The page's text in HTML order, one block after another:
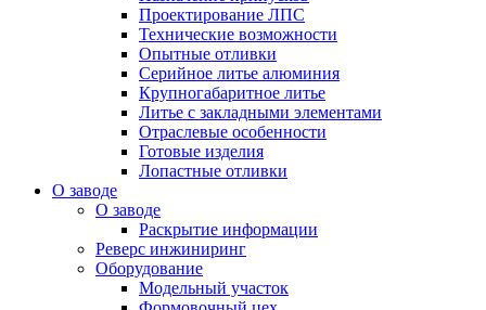
Проектирование ЛПС
Технические возможности
Опытные отливки
Серийное литье алюминия
Крупногабаритное литье
Литье с закладными элементами
Отраслевые особенности
Готовые изделия
Лопастные отливки
О заводе
О заводе
Раскрытие информации
Реверс инжиниринг
Оборудование
Модельный участок